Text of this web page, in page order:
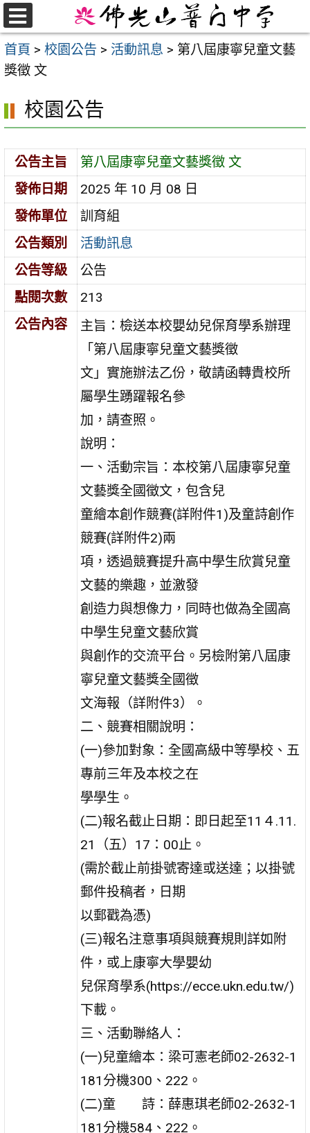
跳
至
主
要
首頁 > 校園公告 > 活動訊息 > 第八屆康寧兒童文藝
獎徵 文
校園公告
公告主旨
第八屆康寧兒童文藝獎徵 文
發佈日期
2025 年 10 月 08 日
發佈單位
訓育組
公告類別
活動訊息
公告等級
公告
點閱次數
213
公告內容
主旨：檢送本校嬰幼兒保育學系辦理
「第八屆康寧兒童文藝獎徵
文」實施辦法乙份，敬請函轉貴校所
屬學生踴躍報名參
加，請查照。
說明：
一、活動宗旨：本校第八屆康寧兒童
文藝獎全國徵文，包含兒
童繪本創作競賽(詳附件1)及童詩創作
競賽(詳附件2)兩
項，透過競賽提升高中學生欣賞兒童
文藝的樂趣，並激發
創造力與想像力，同時也做為全國高
中學生兒童文藝欣賞
與創作的交流平台。另檢附第八屆康
寧兒童文藝獎全國徵
文海報（詳附件3）。
二、競賽相關說明：
(一)參加對象：全國高級中等學校、五
專前三年及本校之在
學學生。
(二)報名截止日期：即日起至11４.11.
21（五）17：00止。
(需於截止前掛號寄達或送達；以掛號
郵件投稿者，日期
以郵戳為憑)
(三)報名注意事項與競賽規則詳如附
件，或上康寧大學嬰幼
兒保育學系(https://ecce.ukn.edu.tw/)
下載。
三、活動聯絡人：
(一)兒童繪本：梁可憲老師02-2632-1
181分機300、222。
(二)童 詩：薛惠琪老師02-2632-1
181分機584、222。
選
單